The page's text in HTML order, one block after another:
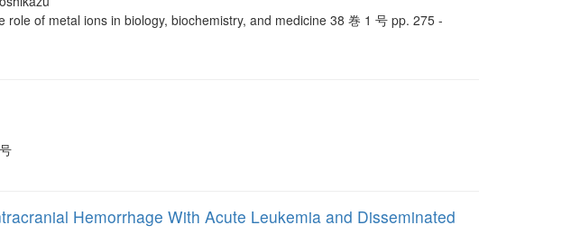
of metal ions in biology, biochemistry, and medicine 38 巻 1 号 pp. 275 -
Hemorrhage With Acute Leukemia and Disseminated